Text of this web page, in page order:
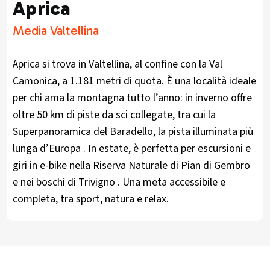
Aprica
Media Valtellina
Aprica si trova in Valtellina, al confine con la Val
Camonica, a 1.181 metri di quota. È una località ideale
per chi ama la montagna tutto l’anno: in inverno offre
oltre 50 km di piste da sci collegate, tra cui la
Superpanoramica del Baradello, la pista illuminata più
lunga d’Europa . In estate, è perfetta per escursioni e
giri in e-bike nella Riserva Naturale di Pian di Gembro
e nei boschi di Trivigno . Una meta accessibile e
completa, tra sport, natura e relax.​